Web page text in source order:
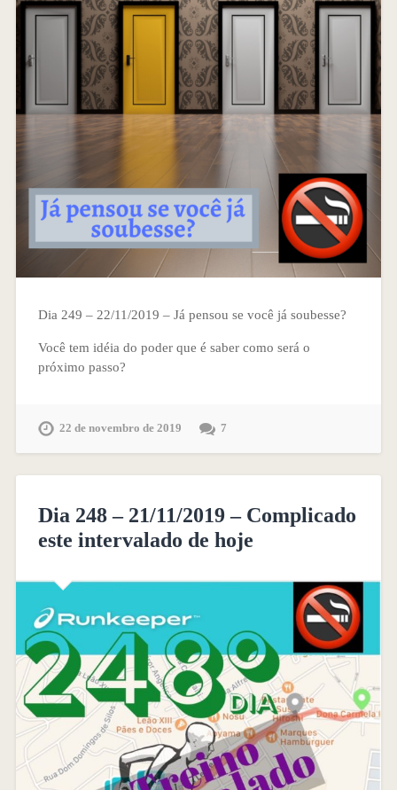
Dia 249 – 22/11/2019 – Já pensou se você já soubesse?
Você tem idéia do poder que é saber como será o
próximo passo?
22 de novembro de 2019 7
Dia 248 – 21/11/2019 – Complicado
este intervalado de hoje